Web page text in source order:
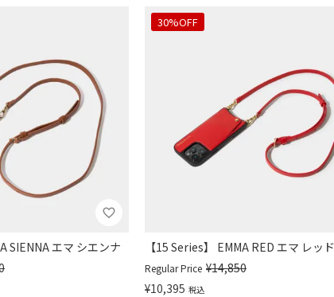
SIENNA エマ シエンナ 【15 Series】 EMMA RED エマ レッド
30%OFF
Regular Price ¥14,850
¥10,395 税込